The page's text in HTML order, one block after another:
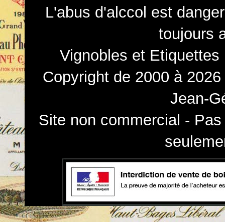
L'abus d'alccol est
toujours
Vignobles et
Copyright de 2000 à
Jean-
Site non commercial -